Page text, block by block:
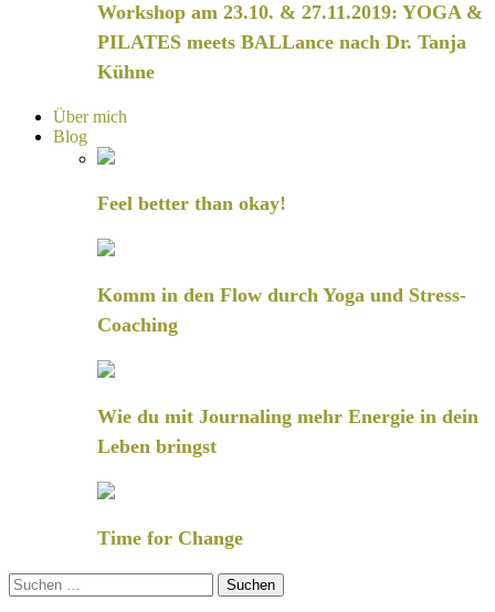
Workshop am 23.10. & 27.11.2019: YOGA &
PILATES meets BALLance nach Dr. Tanja
Kühne
Über mich
Blog
Feel better than okay!
Komm in den Flow durch Yoga und Stress-
Coaching
Wie du mit Journaling mehr Energie in dein
Leben bringst
Time for Change
Suchen
nach: